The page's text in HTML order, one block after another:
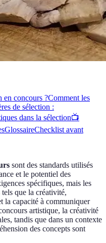
en concours ?Comment les
de sélection :
dans la sélection📺
GlossaireChecklist avant
sont des standards utilisés
et le potentiel des
spécifiques, mais les
que la créativité,
la capacité à communiquer
artistique, la créativité
tandis que dans un contexte
des concepts sont